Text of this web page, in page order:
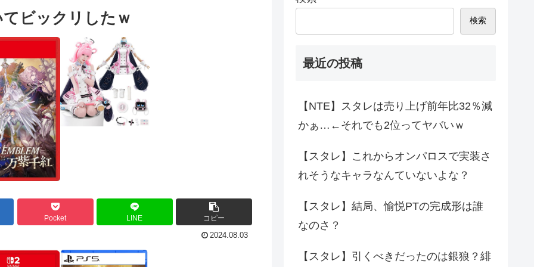
ビックリしたｗ
Pocket LINE コピー
2024.08.03
検索
最近の投稿
【NTE】スタレは売り上げ前年比32％減
かぁ…←それでも2位ってヤバいｗ
【スタレ】これからオンパロスで実装さ
れそうなキャラなんていないよな？
【スタレ】結局、愉悦PTの完成形は誰
なのさ？
【スタレ】引くべきだったのは銀狼？緋